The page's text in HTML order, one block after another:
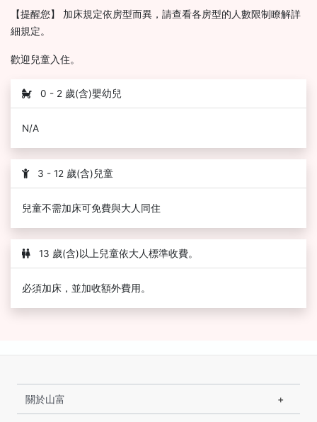
【提醒您】 加床規定依房型而異，請查看各房型的人數限制瞭解詳
細規定。
歡迎兒童入住。
0 - 2 歲(含)嬰幼兒
N/A
3 - 12 歲(含)兒童
兒童不需加床可免費與大人同住
13 歲(含)以上兒童依大人標準收費。
必須加床，並加收額外費用。
關於山富